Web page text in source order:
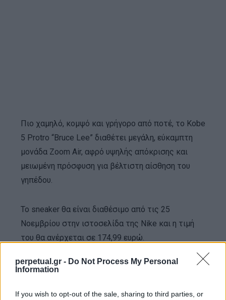
perpetual.gr - Do Not Process My Personal
Information
If you wish to opt-out of the sale, sharing to third parties, or
Πιο χαμηλό, κομψό και γρήγορο από ποτέ, το Kobe
5 Protro “Bruce Lee” διαθέτει μεγάλη, εύκαμπτη
μονάδα Zoom Air, αφρό υψηλής απόκρισης και
μειωμένη πρόσφυση για βέλτιστη αίσθηση του
γηπέδου.
Το sneaker θα είναι διαθέσιμο από τις 25
Νοεμβρίου στην ιστοσελίδα της Nike και η τιμή
του θα ανέρχεται σε 174,99 ευρώ.